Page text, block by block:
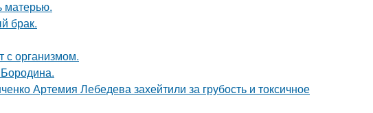
матерью.
брак.
с организмом.
Артемия Лебедева захейтили за грубость и токсичное